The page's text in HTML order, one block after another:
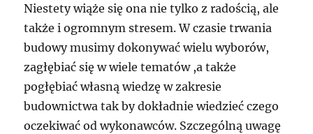
Niestety wiąże się ona nie tylko z radością, ale
także i ogromnym stresem. W czasie trwania
budowy musimy dokonywać wielu wyborów,
zagłębiać się w wiele tematów ,a także
pogłębiać własną wiedzę w zakresie
budownictwa tak by dokładnie wiedzieć czego
oczekiwać od wykonawców. Szczególną uwagę